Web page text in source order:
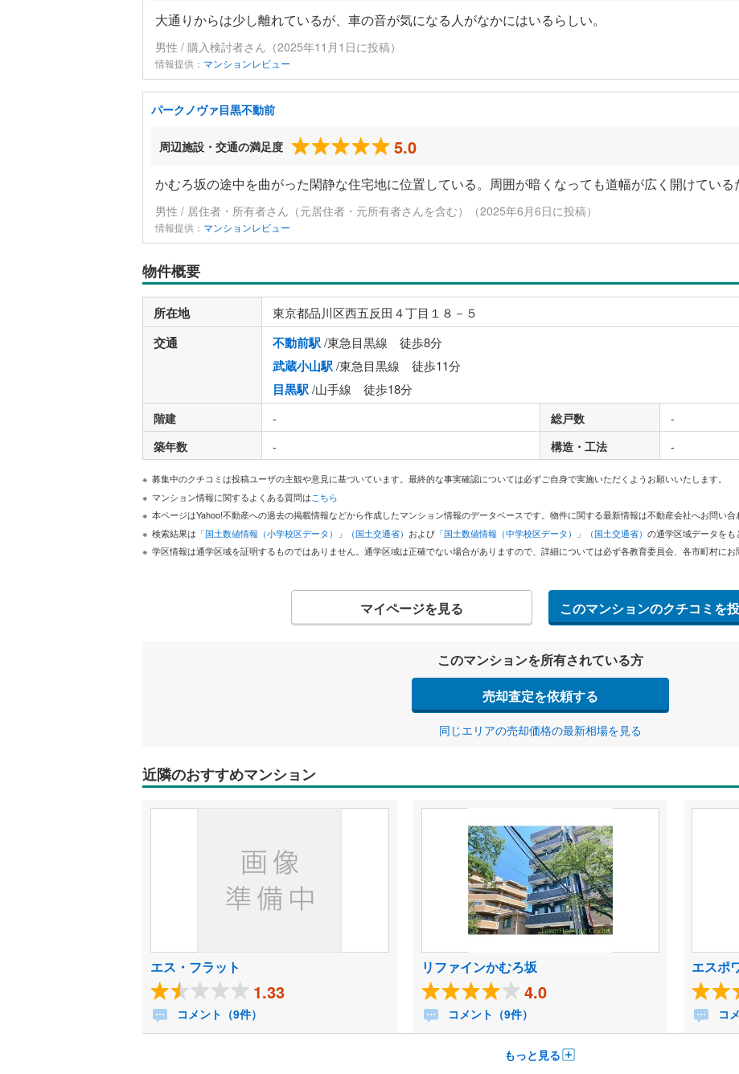
大通りからは少し離れているが、車の音が気になる人がなかにはいるらしい。
男性 / 購入検討者さん（2025年11月1日に投稿）
情報提供： マンションレビュー
パークノヴァ目黒不動前
周辺施設・交通の満足度 5.0
かむろ坂の途中を曲がった閑静な住宅地に位置している。周囲が暗くなっても道幅が広く開けている
男性 / 居住者・所有者さん（元居住者・元所有者さんを含む）（2025年6月6日に投稿）
情報提供： マンションレビュー
物件概要
所在地 東京都品川区西五反田４丁目１８－５
交通 不動前駅/東急目黒線 徒歩8分
武蔵小山駅/東急目黒線 徒歩11分
目黒駅/山手線 徒歩18分
階建 - 総戸数
-
築年数
- 構造・工法 -
募集中のクチコミは投稿ユーザの主観や意見に基づいています。最終的な事実確認については必ずご自身で実施いただくようお願いいたします。
マンション情報に関するよくある質問はこちら
本ページはYahoo!不動産への過去の掲載情報などから作成したマンション情報のデータベースです。物件に関する最新情報は不動産会社へお問い合
検索結果は 「国土数値情報（小学校区データ）」（国土交通省） および 「国土数値情報（中学校区データ）」（国土交通省） の通学区域データをも
学区情報は通学区域を証明するものではありません。通学区域は正確でない場合がありますので、詳細については必ず各教育委員会、各市町村にお
マイページを見る このマンションのクチコミを
このマンションを所有されている方
売却査定を依頼する
同じエリアの売却価格の最新相場を見る
近隣のおすすめマンション
エス・フラット
1.33
コメント（9件）
リファインかむろ坂
4.0
コメント（9件）
エスポ
コ
もっと見る